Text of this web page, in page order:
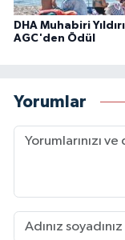
DHA Muhabiri
AGC'den Ödül
Yorumlar